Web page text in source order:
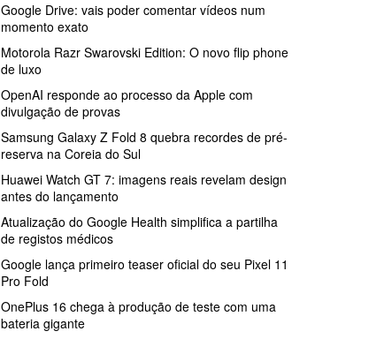
Google Drive: vais poder comentar vídeos num
momento exato
Motorola Razr Swarovski Edition: O novo flip phone
de luxo
OpenAI responde ao processo da Apple com
divulgação de provas
Samsung Galaxy Z Fold 8 quebra recordes de pré-
reserva na Coreia do Sul
Huawei Watch GT 7: imagens reais revelam design
antes do lançamento
Atualização do Google Health simplifica a partilha
de registos médicos
Google lança primeiro teaser oficial do seu Pixel 11
Pro Fold
OnePlus 16 chega à produção de teste com uma
bateria gigante